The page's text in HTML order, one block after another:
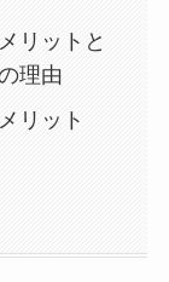
リットと
理由
リット